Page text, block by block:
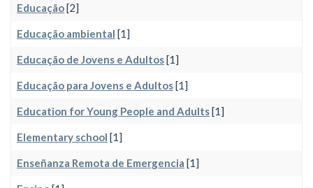
Educação[2]
Educação ambiental [1]
Educação de Jovens e Adultos[1]
Educação para Jovens e Adultos[1]
Education for Young People and Adults[1]
Elementary school [1]
Enseñanza Remota de Emergencia [1]